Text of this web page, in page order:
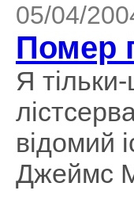
05/04/
Помер
Я
відомий
Джеймс